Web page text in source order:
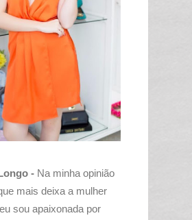
- Na minha opinião
mais deixa a mulher
sou apaixonada por